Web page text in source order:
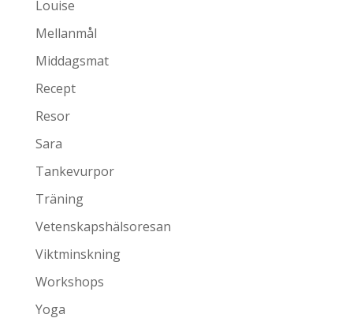
Louise
Mellanmål
Middagsmat
Recept
Resor
Sara
Tankevurpor
Träning
Vetenskapshälsoresan
Viktminskning
Workshops
Yoga